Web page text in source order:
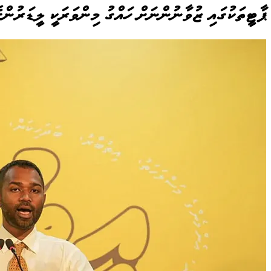
ޕާޓީތަކުގައި ޒުވާނުންނަށް ހައްގު މިންވަރަކީ